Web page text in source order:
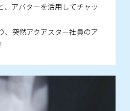
、アバターを活用してチャッ
、突然アクアスター社員のア